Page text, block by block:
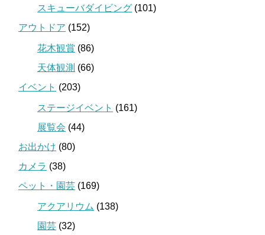
スキューバダイビング (101)
アウトドア (152)
花木観賞 (86)
天体観測 (66)
イベント (203)
ステージイベント (161)
展覧会 (44)
お出かけ (80)
カメラ (38)
ペット・園芸 (169)
アクアリウム (138)
園芸 (32)